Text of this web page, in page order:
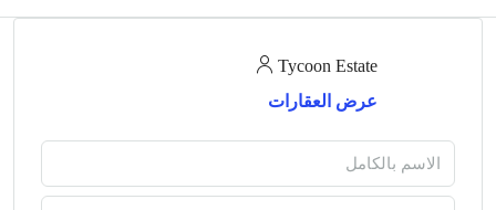
Tycoon Estate
عرض العقارات